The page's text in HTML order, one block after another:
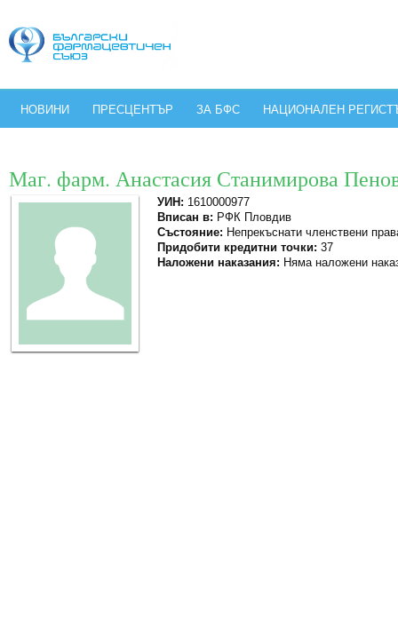
НОВИНИ ПРЕСЦЕНТЪР ЗА БФС НАЦИОНАЛЕН
Маг. фарм. Анастасия Станимирова
УИН: 1610000977
Вписан в: РФК Пловдив
Състояние: Непрекъснати членствени
Придобити кредитни точки: 37
Наложени наказания: Няма наложени